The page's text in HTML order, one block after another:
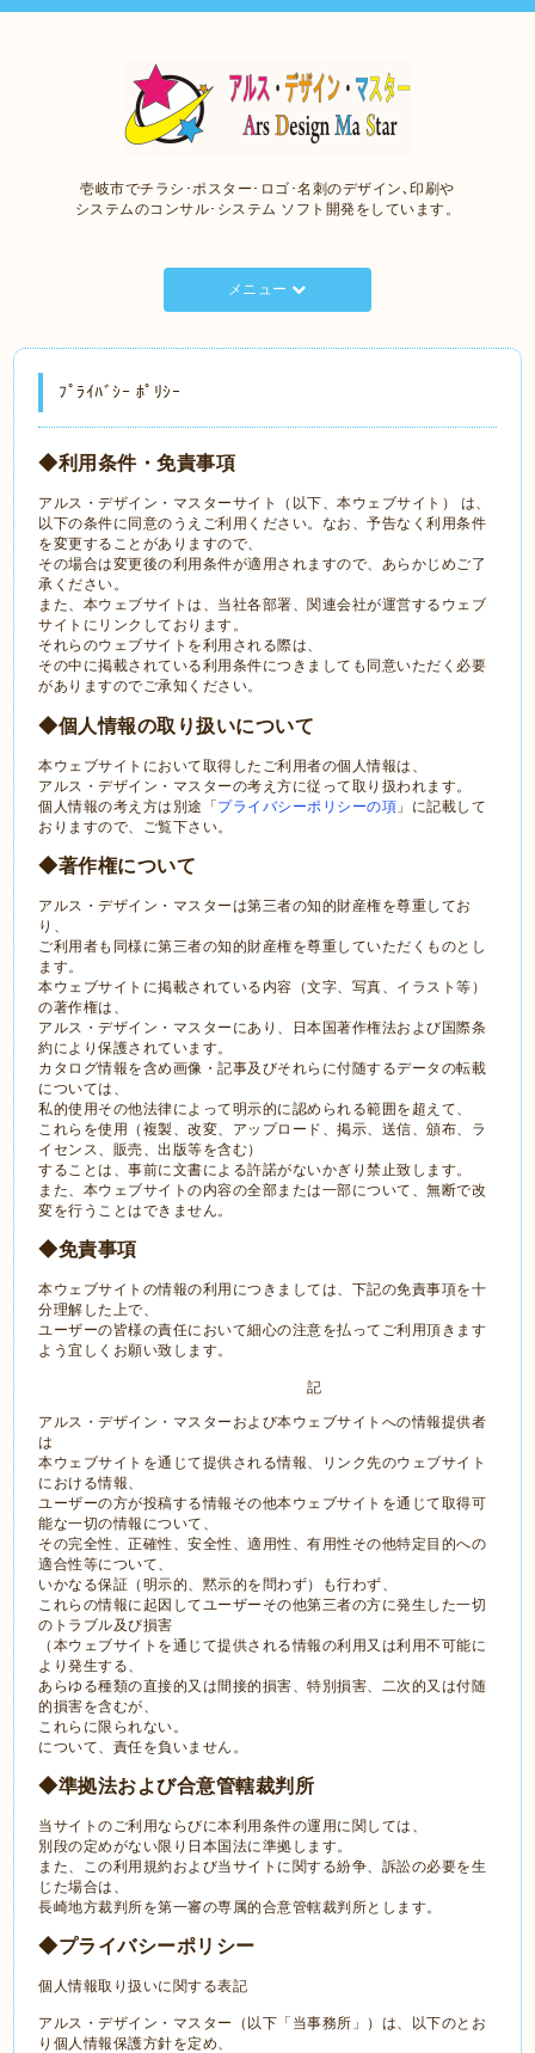
壱岐市でチラシ･ポスター･ロゴ･名刺のデザイン､印刷や
システムのコンサル･システム ソフト開発をしています。
メニュー
ﾌﾟﾗｲﾊﾞｼｰ ﾎﾟﾘｼｰ
◆利用条件・免責事項
アルス・デザイン・マスターサイト（以下、本ウェブサイト） は、
以下の条件に同意のうえご利用ください。なお、予告なく利用条件
を変更することがありますので、
その場合は変更後の利用条件が適用されますので、あらかじめご了
承ください。
また、本ウェブサイトは、当社各部署、関連会社が運営するウェブ
サイトにリンクしております。
それらのウェブサイトを利用される際は、
その中に掲載されている利用条件につきましても同意いただく必要
がありますのでご承知ください。
◆個人情報の取り扱いについて
本ウェブサイトにおいて取得したご利用者の個人情報は、
アルス・デザイン・マスターの考え方に従って取り扱われます。
個人情報の考え方は別途「 プライバシーポリシーの項 」に記載して
おりますので、ご覧下さい。
◆著作権について
アルス・デザイン・マスターは第三者の知的財産権を尊重してお
り、
ご利用者も同様に第三者の知的財産権を尊重していただくものとし
ます。
本ウェブサイトに掲載されている内容（文字、写真、イラスト等）
の著作権は、
アルス・デザイン・マスターにあり、日本国著作権法および国際条
約により保護されています。
カタログ情報を含め画像・記事及びそれらに付随するデータの転載
については、
私的使用その他法律によって明示的に認められる範囲を超えて、
これらを使用（複製、改変、アップロード、掲示、送信、頒布、ラ
イセンス、販売、出版等を含む）
することは、事前に文書による許諾がないかぎり禁止致します。
また、本ウェブサイトの内容の全部または一部について、無断で改
変を行うことはできません。
◆免責事項
本ウェブサイトの情報の利用につきましては、下記の免責事項を十
分理解した上で、
ユーザーの皆様の責任において細心の注意を払ってご利用頂きます
よう宜しくお願い致します。
記
アルス・デザイン・マスターおよび本ウェブサイトへの情報提供者
は
本ウェブサイトを通じて提供される情報、リンク先のウェブサイト
における情報、
ユーザーの方が投稿する情報その他本ウェブサイトを通じて取得可
能な一切の情報について、
その完全性、正確性、安全性、適用性、有用性その他特定目的への
適合性等について、
いかなる保証（明示的、黙示的を問わず）も行わず、
これらの情報に起因してユーザーその他第三者の方に発生した一切
のトラブル及び損害
（本ウェブサイトを通じて提供される情報の利用又は利用不可能に
より発生する、
あらゆる種類の直接的又は間接的損害、特別損害、二次的又は付随
的損害を含むが、
これらに限られない。
について、責任を負いません。
◆準拠法および合意管轄裁判所
当サイトのご利用ならびに本利用条件の運用に関しては、
別段の定めがない限り日本国法に準拠します。
また、この利用規約および当サイトに関する紛争、訴訟の必要を生
じた場合は、
長崎地方裁判所を第一審の専属的合意管轄裁判所とします。
◆プライバシーポリシー
個人情報取り扱いに関する表記
アルス・デザイン・マスター（以下「当事務所」）は、以下のとお
り個人情報保護方針を定め、